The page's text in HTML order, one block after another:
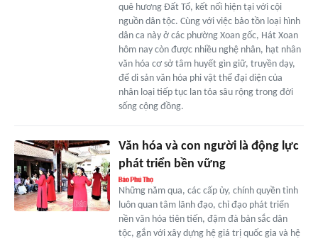
quê hương Đất Tổ, kết nối hiện tại với cội
nguồn dân tộc. Cùng với việc bảo tồn loại hình
dân ca này ở các phường Xoan gốc, Hát Xoan
hôm nay còn được nhiều nghệ nhân, hạt nhân
văn hóa cơ sở tâm huyết gìn giữ, truyền dạy,
để di sản văn hóa phi vật thể đại diện của
nhân loại tiếp tục lan tỏa sâu rộng trong đời
sống cộng đồng.
Văn hóa và con người là động lực
phát triển bền vững
Những năm qua, các cấp ủy, chính quyền tỉnh
luôn quan tâm lãnh đạo, chỉ đạo phát triển
nền văn hóa tiên tiến, đậm đà bản sắc dân
tộc, gắn với xây dựng hệ giá trị quốc gia và hệ